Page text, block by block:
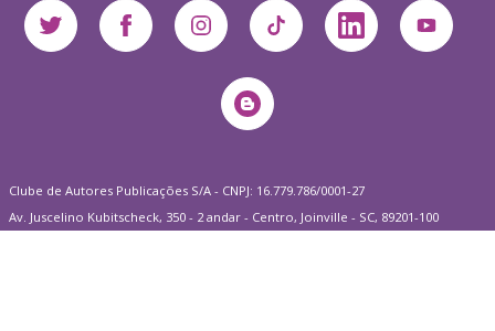
Clube de Autores Publicações S/A - CNPJ: 16.779.786/0001-27
Av. Juscelino Kubitscheck, 350 - 2 andar - Centro, Joinville - SC, 89201-100